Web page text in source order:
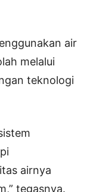
air
melalui
teknologi
airnya
tegasnya.